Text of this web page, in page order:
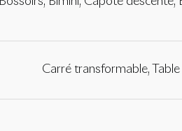
Carré transformable,